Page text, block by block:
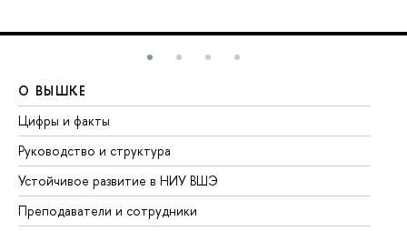
О ВЫШКЕ
Цифры и факты
Руководство и структура
Устойчивое развитие в НИУ ВШЭ
Преподаватели и сотрудники